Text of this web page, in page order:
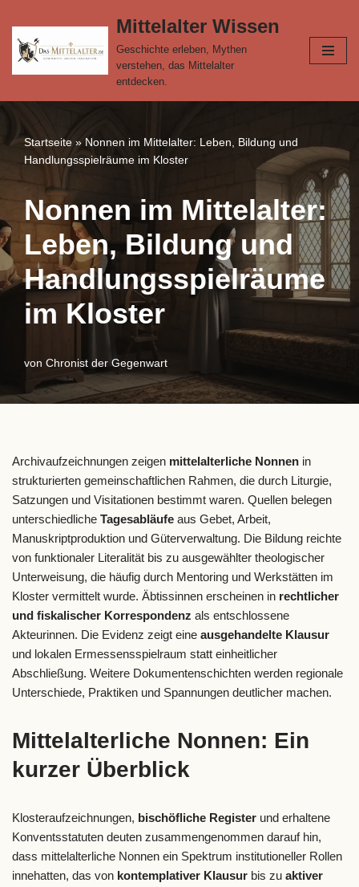
Zum
Inhalt
Mittelalter Wissen
Geschichte erleben, Mythen
verstehen, das Mittelalter
entdecken.
Startseite » Nonnen im Mittelalter: Leben, Bildung und
Handlungsspielräume im Kloster
Nonnen im Mittelalter:
Leben, Bildung und
Handlungsspielräume
im Kloster
von Chronist der Gegenwart
Archivaufzeichnungen zeigen mittelalterliche Nonnen in
strukturierten gemeinschaftlichen Rahmen, die durch Liturgie,
Satzungen und Visitationen bestimmt waren. Quellen belegen
unterschiedliche Tagesabläufe aus Gebet, Arbeit,
Manuskriptproduktion und Güterverwaltung. Die Bildung reichte
von funktionaler Literalität bis zu ausgewählter theologischer
Unterweisung, die häufig durch Mentoring und Werkstätten im
Kloster vermittelt wurde. Äbtissinnen erscheinen in rechtlicher
und fiskalischer Korrespondenz als entschlossene
Akteurinnen. Die Evidenz zeigt eine ausgehandelte Klausur
und lokalen Ermessensspielraum statt einheitlicher
Abschließung. Weitere Dokumentenschichten werden regionale
Unterschiede, Praktiken und Spannungen deutlicher machen.
Mittelalterliche Nonnen: Ein
kurzer Überblick
Klosteraufzeichnungen, bischöfliche Register und erhaltene
Konventsstatuten deuten zusammengenommen darauf hin,
dass mittelalterliche Nonnen ein Spektrum institutioneller Rollen
innehatten, das von kontemplativer Klausur bis zu aktiver